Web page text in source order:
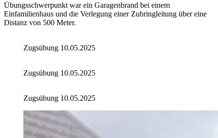
Übungsschwerpunkt war ein Garagenbrand bei einem
Einfamilienhaus und die Verlegung einer Zubringleitung über eine
Distanz von 500 Meter.
Zugsübung 10.05.2025
Zugsübung 10.05.2025
Zugsübung 10.05.2025